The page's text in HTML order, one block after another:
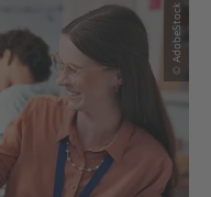
© AdobeStock